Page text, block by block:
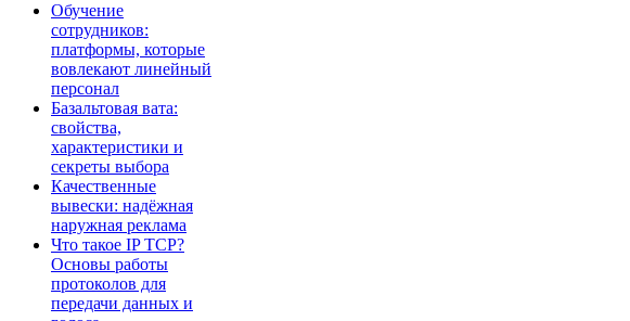
Обучение
сотрудников:
платформы, которые
вовлекают линейный
персонал
Базальтовая вата:
свойства,
характеристики и
секреты выбора
Качественные
вывески: надёжная
наружная реклама
Что такое IP TCP?
Основы работы
протоколов для
передачи данных и